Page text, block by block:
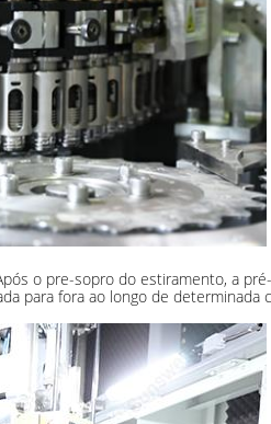
o pre-sopro do estiramento, a
para fora ao longo de determinada